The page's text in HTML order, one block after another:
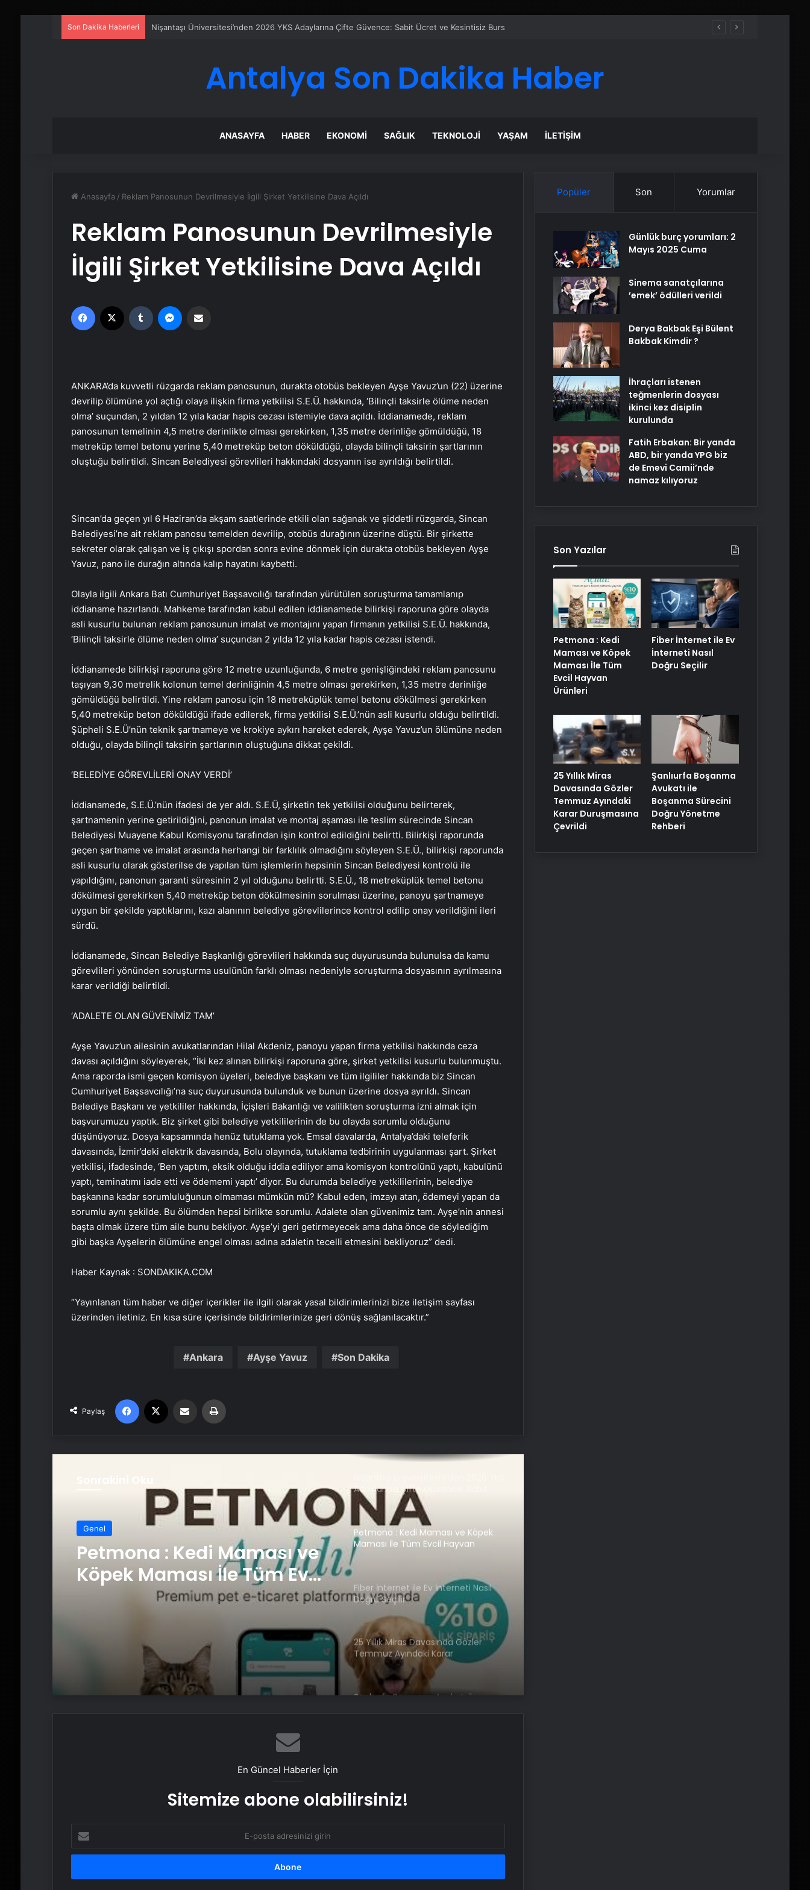
Son Dakika Haberleri Petmona : Kedi Maması ve Köpek Maması İle Tüm Evcil Hayvan Ürünleri
Antalya Son Dakika Haber
ANASAYFA HABER EKONOMI SAĞLIK TEKNOLOJI YAŞAM İLETIŞIM
Anasayfa / Reklam Panosunun Devrilmesiyle İlgili Şirket Yetkilisine Dava Açıldı
Reklam Panosunun Devrilmesiyle
İlgili Şirket Yetkilisine Dava Açıldı
Facebook Tumblr
ANKARA’da kuvvetli rüzgarda reklam panosunun, durakta otobüs bekleyen Ayşe Yavuz’un (22) üzerine
devrilip ölümüne yol açtığı olaya ilişkin firma yetkilisi S.E.Ü. hakkında, ‘Bilinçli taksirle ölüme neden
olma’ suçundan, 2 yıldan 12 yıla kadar hapis cezası istemiyle dava açıldı. İddianamede, reklam
panosunun temelinin 4,5 metre derinlikte olması gerekirken, 1,35 metre derinliğe gömüldüğü, 18
metreküp temel betonu yerine 5,40 metreküp beton döküldüğü, olayda bilinçli taksirin şartlarının
oluştuğu belirtildi. Sincan Belediyesi görevlileri hakkındaki dosyanın ise ayrıldığı belirtildi.
Sincan’da geçen yıl 6 Haziran’da akşam saatlerinde etkili olan sağanak ve şiddetli rüzgarda, Sincan
Belediyesi’ne ait reklam panosu temelden devrilip, otobüs durağının üzerine düştü. Bir şirkette
sekreter olarak çalışan ve iş çıkışı spordan sonra evine dönmek için durakta otobüs bekleyen Ayşe
Yavuz, pano ile durağın altında kalıp hayatını kaybetti.
Olayla ilgili Ankara Batı Cumhuriyet Başsavcılığı tarafından yürütülen soruşturma tamamlanıp
iddianame hazırlandı. Mahkeme tarafından kabul edilen iddianamede bilirkişi raporuna göre olayda
asli kusurlu bulunan reklam panosunun imalat ve montajını yapan firmanın yetkilisi S.E.Ü. hakkında,
‘Bilinçli taksirle ölüme neden olma’ suçundan 2 yılda 12 yıla kadar hapis cezası istendi.
İddianamede bilirkişi raporuna göre 12 metre uzunluğunda, 6 metre genişliğindeki reklam panosunu
taşıyan 9,30 metrelik kolonun temel derinliğinin 4,5 metre olması gerekirken, 1,35 metre derinliğe
gömüldüğü belirtildi. Yine reklam panosu için 18 metreküplük temel betonu dökülmesi gerekirken
5,40 metreküp beton döküldüğü ifade edilerek, firma yetkilisi S.E.Ü.’nün asli kusurlu olduğu belirtildi.
Şüpheli S.E.Ü’nün teknik şartnameye ve krokiye aykırı hareket ederek, Ayşe Yavuz’un ölümüne neden
olduğu, olayda bilinçli taksirin şartlarının oluştuğuna dikkat çekildi.
‘BELEDİYE GÖREVLİLERİ ONAY VERDİ’
İddianamede, S.E.Ü.’nün ifadesi de yer aldı. S.E.Ü, şirketin tek yetkilisi olduğunu belirterek,
şartnamenin yerine getirildiğini, panonun imalat ve montaj aşaması ile teslim sürecinde Sincan
Belediyesi Muayene Kabul Komisyonu tarafından işin kontrol edildiğini belirtti. Bilirkişi raporunda
geçen şartname ve imalat arasında herhangi bir farklılık olmadığını söyleyen S.E.Ü., bilirkişi raporunda
asli kusurlu olarak gösterilse de yapılan tüm işlemlerin hepsinin Sincan Belediyesi kontrolü ile
yapıldığını, panonun garanti süresinin 2 yıl olduğunu belirtti. S.E.Ü., 18 metreküplük temel betonu
dökülmesi gerekirken 5,40 metreküp beton dökülmesinin sorulması üzerine, panoyu şartnameye
uygun bir şekilde yaptıklarını, kazı alanının belediye görevlilerince kontrol edilip onay verildiğini ileri
sürdü.
İddianamede, Sincan Belediye Başkanlığı görevlileri hakkında suç duyurusunda bulunulsa da kamu
görevlileri yönünden soruşturma usulünün farklı olması nedeniyle soruşturma dosyasının ayrılmasına
karar verildiği belirtildi.
‘ADALETE OLAN GÜVENİMİZ TAM’
Ayşe Yavuz’un ailesinin avukatlarından Hilal Akdeniz, panoyu yapan firma yetkilisi hakkında ceza
davası açıldığını söyleyerek, “İki kez alınan bilirkişi raporuna göre, şirket yetkilisi kusurlu bulunmuştu.
Ama raporda ismi geçen komisyon üyeleri, belediye başkanı ve tüm ilgililer hakkında biz Sincan
Cumhuriyet Başsavcılığı’na suç duyurusunda bulunduk ve bunun üzerine dosya ayrıldı. Sincan
Belediye Başkanı ve yetkililer hakkında, İçişleri Bakanlığı ve valilikten soruşturma izni almak için
başvurumuzu yaptık. Biz şirket gibi belediye yetkililerinin de bu olayda sorumlu olduğunu
düşünüyoruz. Dosya kapsamında henüz tutuklama yok. Emsal davalarda, Antalya’daki teleferik
davasında, İzmir’deki elektrik davasında, Bolu olayında, tutuklama tedbirinin uygulanması şart. Şirket
yetkilisi, ifadesinde, ‘Ben yaptım, eksik olduğu iddia ediliyor ama komisyon kontrolünü yaptı, kabulünü
yaptı, teminatımı iade etti ve ödememi yaptı’ diyor. Bu durumda belediye yetkililerinin, belediye
başkanına kadar sorumluluğunun olmaması mümkün mü? Kabul eden, imzayı atan, ödemeyi yapan da
sorumlu aynı şekilde. Bu ölümden hepsi birlikte sorumlu. Adalete olan güvenimiz tam. Ayşe’nin annesi
başta olmak üzere tüm aile bunu bekliyor. Ayşe’yi geri getirmeyecek ama daha önce de söylediğim
gibi başka Ayşelerin ölümüne engel olması adına adaletin tecelli etmesini bekliyoruz” dedi.
Haber Kaynak : SONDAKIKA.COM
“Yayınlanan tüm haber ve diğer içerikler ile ilgili olarak yasal bildirimlerinizi bize iletişim sayfası
üzerinden iletiniz. En kısa süre içerisinde bildirimlerinize geri dönüş sağlanılacaktır.”
Ankara Ayşe Yavuz Son Dakika
Paylaş
Facebook Email'den paylaş
Genel
Petmona : Kedi Maması ve
Köpek Maması İle Tüm Evcil
Hayvan Ürünleri
Eşya Depolama Rehberi
İklimlendirmeli Güvenli Saklama
Zihnin Gizemli Sınırları ve Ötesi :
Nasılnedir.com
Adaylarına Çifte Güvence: Sabit
Ücret ve Kesintisiz Burs
Petmona : Kedi Maması ve Köpek
Maması İle Tüm Evcil Hayvan
Ürünleri
Fiber İnternet ile Ev İnterneti Nasıl
Doğru Seçilir
25 Yıllık Miras Davasında Gözler
Temmuz Ayındaki Karar
Duruşmasına Çevrildi
Şanlıurfa Boşanma Avukatı ile
Ortopodoloji İle Diyabetik Ayak
En Güncel Haberler İçin
Sitemize abone olabilirsiniz!
posta
adresinizi
Popüler Son Yorumlar
Günlük burç yorumları: 2
Mayıs 2025 Cuma
Sinema sanatçılarına
’emek’ ödülleri verildi
Derya Bakbak Eşi Bülent
Bakbak Kimdir ?
İhraçları istenen
teğmenlerin dosyası
ikinci kez disiplin
kurulunda
Fatih Erbakan: Bir yanda
ABD, bir yanda YPG biz
de Emevi Camii’nde
namaz kılıyoruz
Son Yazılar
Petmona : Kedi
Maması ve Köpek
Maması İle Tüm
Evcil Hayvan
Ürünleri
Fiber İnternet ile Ev
İnterneti Nasıl
Doğru Seçilir
25 Yıllık Miras
Davasında Gözler
Temmuz Ayındaki
Karar Duruşmasına
Çevrildi
Şanlıurfa Boşanma
Avukatı ile
Boşanma Sürecini
Doğru Yönetme
Rehberi